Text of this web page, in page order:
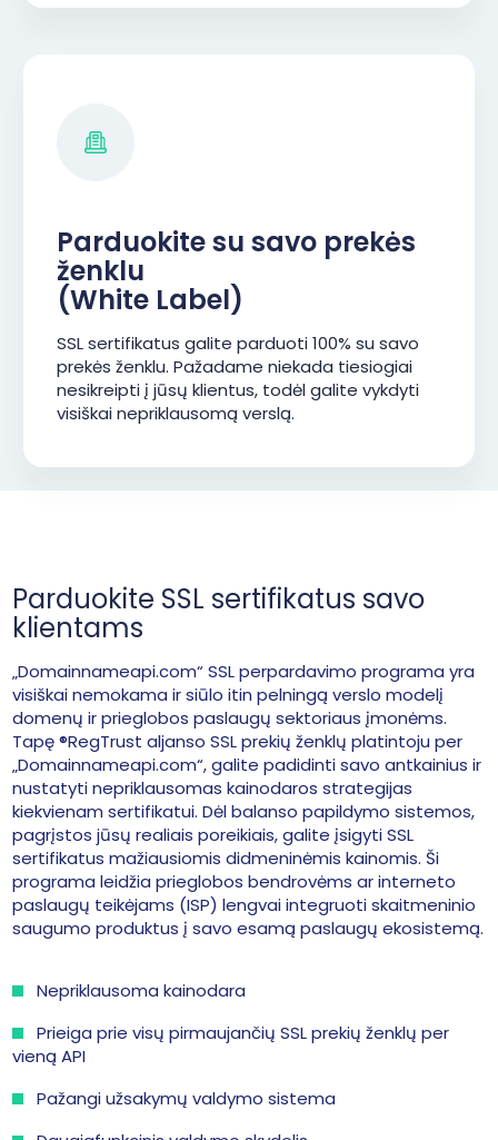
Parduokite su savo prekės
ženklu
(White Label)
SSL sertifikatus galite parduoti 100% su savo
prekės ženklu. Pažadame niekada tiesiogiai
nesikreipti į jūsų klientus, todėl galite vykdyti
visiškai nepriklausomą verslą.
Parduokite SSL sertifikatus savo
klientams
„Domainnameapi.com“ SSL perpardavimo programa yra
visiškai nemokama ir siūlo itin pelningą verslo modelį
domenų ir prieglobos paslaugų sektoriaus įmonėms.
Tapę ®RegTrust aljanso SSL prekių ženklų platintoju per
„Domainnameapi.com“, galite padidinti savo antkainius ir
nustatyti nepriklausomas kainodaros strategijas
kiekvienam sertifikatui. Dėl balanso papildymo sistemos,
pagrįstos jūsų realiais poreikiais, galite įsigyti SSL
sertifikatus mažiausiomis didmeninėmis kainomis. Ši
programa leidžia prieglobos bendrovėms ar interneto
paslaugų teikėjams (ISP) lengvai integruoti skaitmeninio
saugumo produktus į savo esamą paslaugų ekosistemą.
Nepriklausoma kainodara
Prieiga prie visų pirmaujančių SSL prekių ženklų per
vieną API
Pažangi užsakymų valdymo sistema